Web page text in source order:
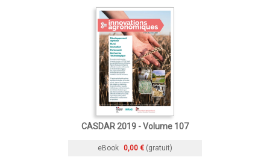
CASDAR 2019 - Volume 107
eBook 0,00 € (gratuit)